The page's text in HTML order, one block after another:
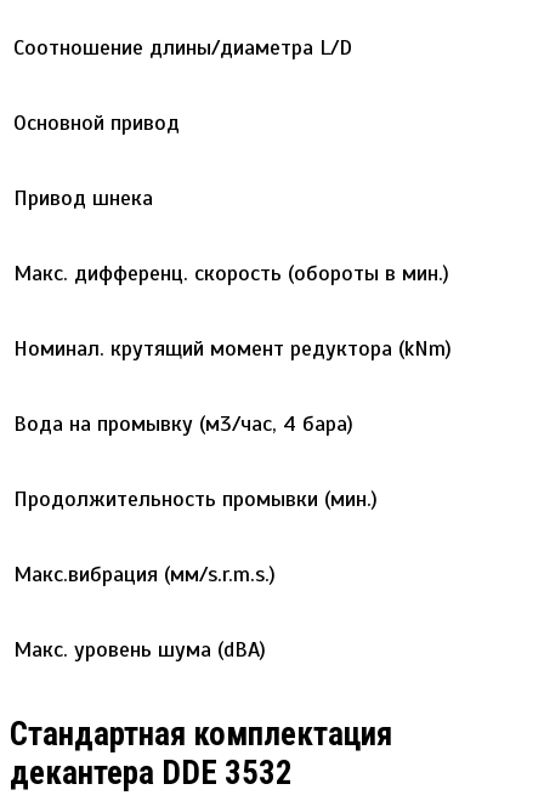
Соотношение длины/диаметра L/D
Основной привод
Привод шнека
Макс. дифференц. скорость (обороты в мин.)
Номинал. крутящий момент редуктора (kNm)
Вода на промывку (м3/час, 4 бара)
Продолжительность промывки (мин.)
Макс.вибрация (мм/s.r.m.s.)
Макс. уровень шума (dBA)
Стандартная комплектация
декантера DDE 3532